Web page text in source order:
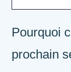
Pourquoi
prochain